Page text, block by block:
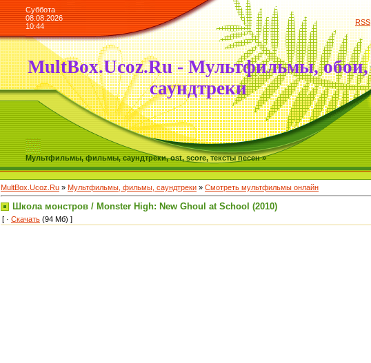
Суббота
08.08.2026
10:44
RSS
MultBox.Ucoz.Ru - Мультфильмы, обои,
саундтреки
Мультфильмы, фильмы, саундтреки, ost, score, тексты песен »
MultBox.Ucoz.Ru » Мультфильмы, фильмы, саундтреки » Смотреть мультфильмы онлайн
Школа монстров / Monster High: New Ghoul at School (2010)
[ · Скачать (94 Мб) ]